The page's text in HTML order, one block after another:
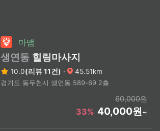
마맵
생연동 힐링마사지
10.0(리뷰 11건) · 45.51km
경기도 동두천시 생연동 589-69 2층
60,000원
33% 40,000원~